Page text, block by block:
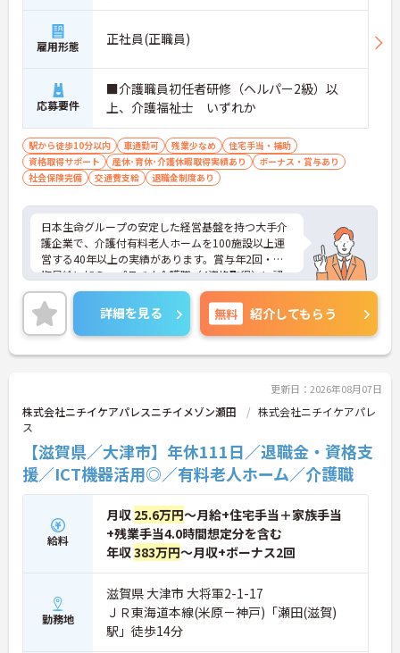
を自社開講しており、資格保有率99.8%の実績があ
ります
【残業月4.3時間、給与と働きやすさを両立している
職場です】
・賞与年2回・定期昇給、夜勤手当・家族手当・住
宅手当など各種手当が充実しています
・残業は月平均4.3時間と業界水準を大きく下回って
おり、有給休暇取得実績14日と休みも取りやすい環
境です
・年間休日111日以上・シフトは柔軟に対応してお
いる職場です
・インカム導入によりスタッフ間のフリーハンド連
絡・情報共有が可能、また、睡眠センサー・アレク
サ等IoT機器を活用し、業務効率化と質の高いケアを
両立しています
・従業員満足度調査を定期実施し、スタッフの声を
制度に反映する文化があります
・エリアマネージャー・社長が定期的にホームを周
り、スタッフと直接意見交換をしています
【育児・家庭との両立を本気でサポートしている職
・育休取得率100%・育休後就業復帰率100%と、育
児と仕事を両立できる体制が整っています
・育児短時間勤務が小学4年生まで利用でき、法令よ
・「くるみん」「えるぼし」「トモニン」の3つの
厚生労働省認定を取得しており、ライフステージに
合わせた長期就業が実現できる職場です
雇用形態 正社員(正職員)
応募要件
■介護職員初任者研修（ヘルパー2級）以
上、介護福祉士 いずれか
駅から徒歩10分以内 車通勤可 残業少なめ
住宅手当・補助
資格取得サポート
産休･育休･介護休暇取得実績あり
ボーナス・賞与あり
社会保険完備
交通費支給 退職金制度あり
日本生命グループの安定した経営基盤を持つ大手介
護企業で、介護付有料老人ホームを100施設以上運
営する40年以上の実績があります。賞与年2回・定
期昇給に加え、プラチナ介護職（4資格取得）に認
定されると月38,000円の手当が加算され、スキルが
収入に直結する仕組みが整っています。年間休日11
1日以上・残業月平均4.3時間と働きやすく、育休取
得率100%・育児短時間勤務（小学4年生まで）・有
給取得実績14日と、家庭との両立を長期的にサポー
時研修・技術向上研修など段階別の研修体制と資格
取得支援が整っており、介護福祉士国家試験対策講
座やケアマネ対策講座も自社開講しています。多職
ジャーや生活相談員へのキャリアアップも実現でき
る職場です。
★おすすめPOINT★
【日本生命グループの大手企業・成長ができる環境
です】
・日本生命グループを親会社に持つ大手介護企業
で、100施設以上を運営する安定した経営基盤があ
・介護福祉士を取得すると資格手当がプラスされ、
プラチナ介護職（4資格）に認定されると月38,000
円の手当が加算される仕組みが整っています
詳細を見る 無料 紹介してもらう
更新日：2026年08月07日
株式会社ニチイケアパレスニチイメゾン瀬田
株式会社ニチイケアパレ
ス
【滋賀県／大津市】年休111日／退職金・資格支
援／ICT機器活用◎／有料老人ホーム／介護職
給料
月収 25.6万円～月給+住宅手当＋家族手当
+残業手当4.0時間想定分を含む
年収383万円～月収+ボーナス2回
勤務地
滋賀県 大津市 大将軍2-1-17
ＪＲ東海道本線(米原－神戸)「瀬田(滋賀)
駅」徒歩14分